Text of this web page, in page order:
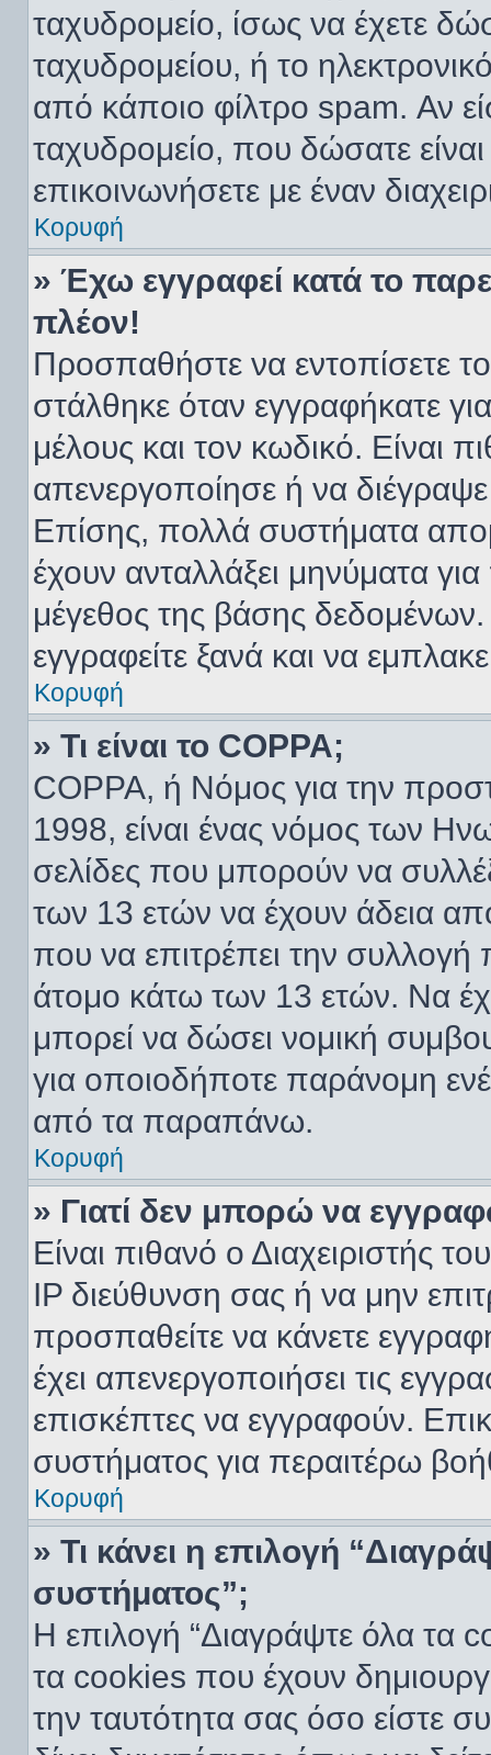
ταχυδρομείο, ίσως να έχετε
ταχυδρομείου, ή το
από κάποιο φίλτρο spam. Αν
ταχυδρομείο, που δώσατε
επικοινωνήσετε με έναν
Κορυφή
» Έχω εγγραφεί κατά το
πλέον!
Προσπαθήστε να εντοπίσετε
στάλθηκε όταν εγγραφήκατε
μέλους και τον κωδικό. Είναι
απενεργοποίησε ή να
Επίσης, πολλά συστήματα
έχουν ανταλλάξει μηνύματα
μέγεθος της βάσης
εγγραφείτε ξανά και να
Κορυφή
» Τι είναι το COPPA;
COPPA, ή Νόμος για την
1998, είναι ένας νόμος των
σελίδες που μπορούν να
των 13 ετών να έχουν άδεια
που να επιτρέπει την
άτομο κάτω των 13 ετών. Να
μπορεί να δώσει νομική
για οποιοδήποτε παράνομη
από τα παραπάνω.
Κορυφή
» Γιατί δεν μπορώ να
Είναι πιθανό ο Διαχειριστής
IP διεύθυνση σας ή να μην
προσπαθείτε να κάνετε
έχει απενεργοποιήσει τις
επισκέπτες να εγγραφούν.
συστήματος για περαιτέρω
Κορυφή
» Τι κάνει η επιλογή
συστήματος”;
Η επιλογή “Διαγράψτε όλα τα
τα cookies που έχουν
την ταυτότητα σας όσο είστε